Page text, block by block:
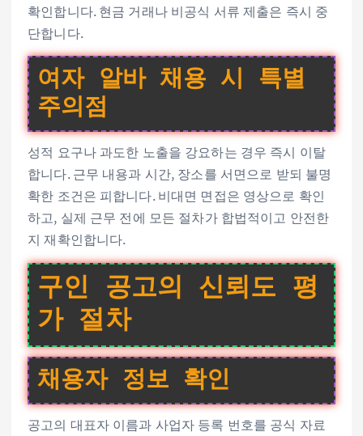
확인합니다. 현금 거래나 비공식 서류 제출은 즉시 중
단합니다.
여자 알바 채용 시 특별
주의점
성적 요구나 과도한 노출을 강요하는 경우 즉시 이탈
합니다. 근무 내용과 시간, 장소를 서면으로 받되 불명
확한 조건은 피합니다. 비대면 면접은 영상으로 확인
하고, 실제 근무 전에 모든 절차가 합법적이고 안전한
지 재확인합니다.
구인 공고의 신뢰도 평
가 절차
채용자 정보 확인
공고의 대표자 이름과 사업자 등록 번호를 공식 자료